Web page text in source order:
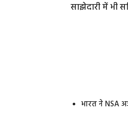
साझेदारी में भी
भारत ने NSA